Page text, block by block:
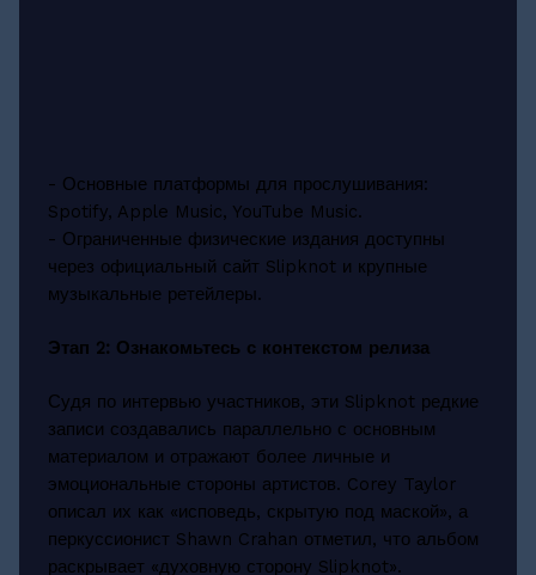
- Основные платформы для прослушивания:
Spotify, Apple Music, YouTube Music.
- Ограниченные физические издания доступны
через официальный сайт Slipknot и крупные
музыкальные ретейлеры.
Этап 2: Ознакомьтесь с контекстом релиза
Судя по интервью участников, эти Slipknot редкие
записи создавались параллельно с основным
материалом и отражают более личные и
эмоциональные стороны артистов. Corey Taylor
описал их как «исповедь, скрытую под маской», а
перкуссионист Shawn Crahan отметил, что альбом
раскрывает «духовную сторону Slipknot».